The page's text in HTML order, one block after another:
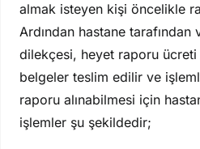
almak isteyen kişi öncelikle
Ardından hastane
dilekçesi, heyet raporu
belgeler teslim edilir ve
raporu alınabilmesi için
işlemler şu şekildedir;